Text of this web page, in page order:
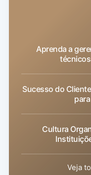
Aprenda a
Sucesso do
Cultura
Veja